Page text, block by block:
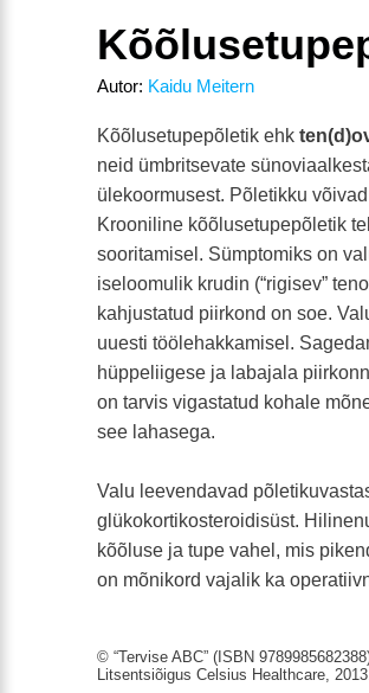
Autor: Kaidu Meitern
Kõõlusetupepõletik ehk
neid ümbritsevate
ülekoormusest. Põletikku
Krooniline kõõlusetupepõletik
sooritamisel. Sümptomiks on
iseloomulik krudin (“rigisev”
kahjustatud piirkond on soe.
uuesti töölehakkamisel.
hüppeliigese ja labajala
on tarvis vigastatud kohale
see lahasega.
Valu leevendavad
glükokortikosteroidisüst.
kõõluse ja tupe vahel, mis
on mõnikord vajalik ka
© “Tervise ABC” (ISBN
Litsentsiõigus Celsius Healthcare,